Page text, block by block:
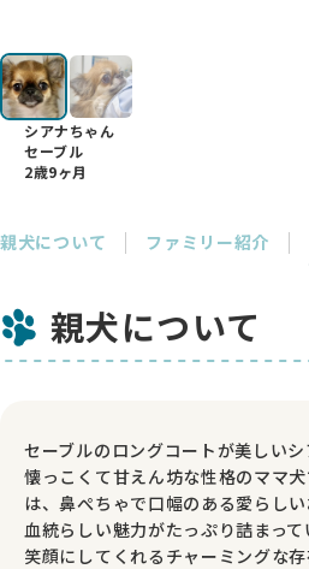
シアナちゃん
セーブル
2歳9ヶ月
親犬について ファミリー紹介
親犬について
セーブルのロングコートが美しい
懐っこくて甘えん坊な性格のママ
は、鼻ぺちゃで口幅のある愛らし
血統らしい魅力がたっぷり詰まっ
笑顔にしてくれるチャーミングな